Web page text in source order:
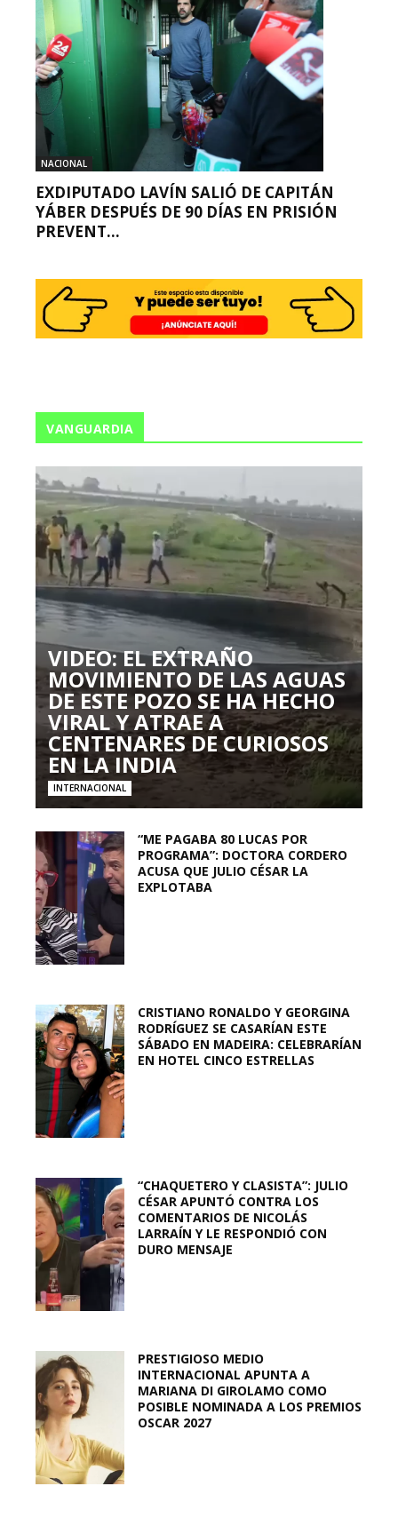
NACIONAL
EXDIPUTADO LAVÍN SALIÓ DE CAPITÁN
YÁBER DESPUÉS DE 90 DÍAS EN PRISIÓN
PREVENT...
VANGUARDIA
VIDEO: EL EXTRAÑO
MOVIMIENTO DE LAS AGUAS
DE ESTE POZO SE HA HECHO
VIRAL Y ATRAE A
CENTENARES DE CURIOSOS
EN LA INDIA
INTERNACIONAL
“ME PAGABA 80 LUCAS POR
PROGRAMA”: DOCTORA CORDERO
ACUSA QUE JULIO CÉSAR LA
EXPLOTABA
CRISTIANO RONALDO Y GEORGINA
RODRÍGUEZ SE CASARÍAN ESTE
SÁBADO EN MADEIRA: CELEBRARÍAN
EN HOTEL CINCO ESTRELLAS
“CHAQUETERO Y CLASISTA”: JULIO
CÉSAR APUNTÓ CONTRA LOS
COMENTARIOS DE NICOLÁS
LARRAÍN Y LE RESPONDIÓ CON
DURO MENSAJE
PRESTIGIOSO MEDIO
INTERNACIONAL APUNTA A
MARIANA DI GIROLAMO COMO
POSIBLE NOMINADA A LOS PREMIOS
OSCAR 2027